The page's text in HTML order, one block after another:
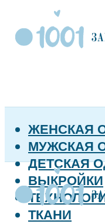
ЖЕНСКАЯ
МУЖСКАЯ
ДЕТСКАЯ
ВЫКРОЙКИ
ТКАНИ